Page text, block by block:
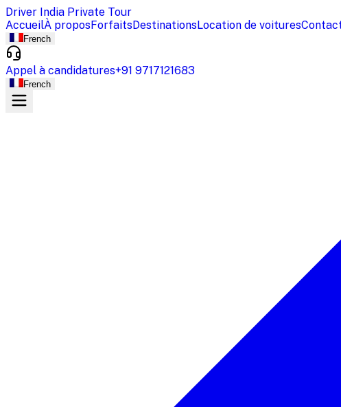
Driver India Private Tour
AccueilÀ proposForfaitsDestinationsLocation de voitures
French
Appel à candidatures+91 9717121683
French